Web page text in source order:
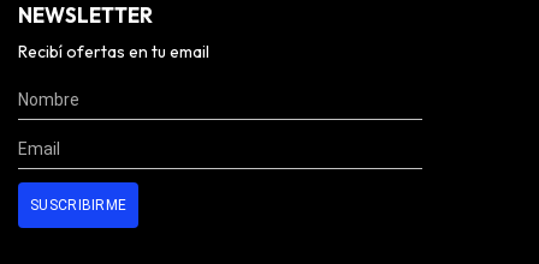
NEWSLETTER
Recibí ofertas en tu email